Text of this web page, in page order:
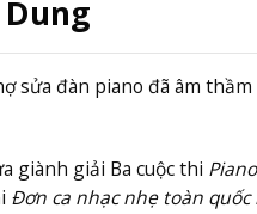
sửa đàn piano đã âm
giành giải Ba cuộc thi
Đơn ca nhạc nhẹ toàn quốc